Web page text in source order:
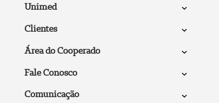
Unimed
Clientes
Área do Cooperado
Fale Conosco
Comunicação